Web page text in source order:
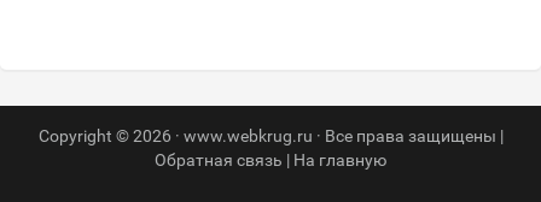
Copyright © 2026 · www.webkrug.ru · Все права защищены |
Обратная связь | На главную